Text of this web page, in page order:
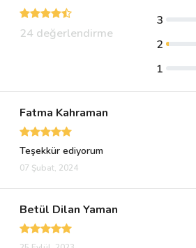
24 değerlendirme
3
2
1
Fatma Kahraman
Teşekkür ediyorum
07 Şubat, 2024
Betül Dilan Yaman